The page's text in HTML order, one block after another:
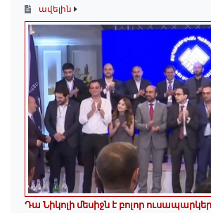
ավելին
Դա Նիկոլի մեսիջն է բոլոր